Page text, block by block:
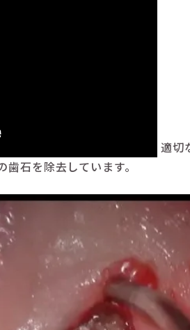
適切
石を除去しています。